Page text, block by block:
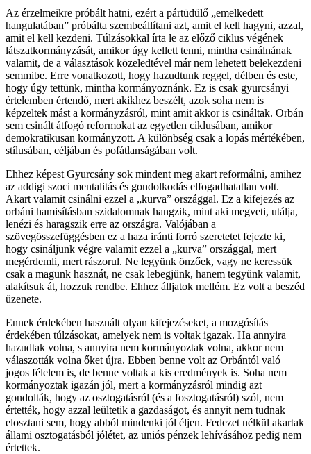
Az érzelmeikre próbált hatni, ezért a pártüdülő „emelkedett
hangulatában” próbálta szembeállítani azt, amit el kell hagyni, azzal,
amit el kell kezdeni. Túlzásokkal írta le az előző ciklus végének
látszatkormányzását, amikor úgy kellett tenni, mintha csinálnának
valamit, de a választások közeledtével már nem lehetett belekezdeni
semmibe. Erre vonatkozott, hogy hazudtunk reggel, délben és este,
hogy úgy tettünk, mintha kormányoznánk. Ez is csak gyurcsányi
értelemben értendő, mert akikhez beszélt, azok soha nem is
képzeltek mást a kormányzásról, mint amit akkor is csináltak. Orbán
sem csinált átfogó reformokat az egyetlen ciklusában, amikor
demokratikusan kormányzott. A különbség csak a lopás mértékében,
stílusában, céljában és pofátlanságában volt.
Ehhez képest Gyurcsány sok mindent meg akart reformálni, amihez
az addigi szoci mentalitás és gondolkodás elfogadhatatlan volt.
Akart valamit csinálni ezzel a „kurva” országgal. Ez a kifejezés az
orbáni hamisításban szidalomnak hangzik, mint aki megveti, utálja,
lenézi és haragszik erre az országra. Valójában a
szövegösszefüggésben ez a haza iránti forró szeretetet fejezte ki,
hogy csináljunk végre valamit ezzel a „kurva” országgal, mert
megérdemli, mert rászorul. Ne legyünk önzőek, vagy ne keressük
csak a magunk hasznát, ne csak lebegjünk, hanem tegyünk valamit,
alakítsuk át, hozzuk rendbe. Ehhez álljatok mellém. Ez volt a beszéd
üzenete.
Ennek érdekében használt olyan kifejezéseket, a mozgósítás
érdekében túlzásokat, amelyek nem is voltak igazak. Ha annyira
hazudtak volna, s annyira nem kormányoztak volna, akkor nem
válaszották volna őket újra. Ebben benne volt az Orbántól való
jogos félelem is, de benne voltak a kis eredmények is. Soha nem
kormányoztak igazán jól, mert a kormányzásról mindig azt
gondolták, hogy az osztogatásról (és a fosztogatásról) szól, nem
értették, hogy azzal leültetik a gazdaságot, és annyit nem tudnak
elosztani sem, hogy abból mindenki jól éljen. Fedezet nélkül akartak
állami osztogatásból jólétet, az uniós pénzek lehívásához pedig nem
értettek.